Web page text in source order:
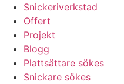
Snickeriverkstad
Offert
Projekt
Blogg
Plattsättare sökes
Snickare sökes